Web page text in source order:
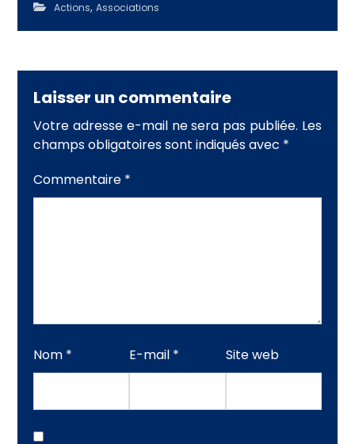
Actions,Associations
Laisser un commentaire
Votre adresse e-mail ne sera pas publiée. Les
champs obligatoires sont indiqués avec *
Commentaire *
Nom * E-mail * Site web